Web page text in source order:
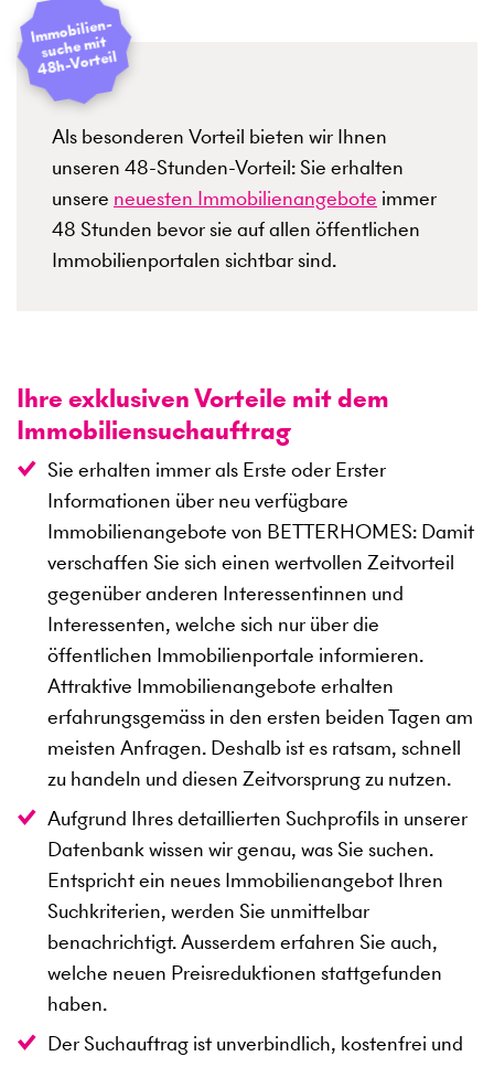
Als besonderen Vorteil bieten wir Ihnen
unseren 48-Stunden-Vorteil: Sie erhalten
unsere neuesten Immobilienangebote immer
48 Stunden bevor sie auf allen öffentlichen
Immobilienportalen sichtbar sind.
I
mmobilien­
suche mit
48h-Vorteil
Ihre exklusiven Vorteile mit dem
Immobiliensuchauftrag
Sie erhalten immer als Erste oder Erster
Informationen über neu verfügbare
Immobilienangebote von BETTERHOMES: Damit
verschaffen Sie sich einen wertvollen Zeitvorteil
gegenüber anderen Interessentinnen und
Interessenten, welche sich nur über die
öffentlichen Immobilienportale informieren.
Attraktive Immobilienangebote erhalten
erfahrungsgemäss in den ersten beiden Tagen am
meisten Anfragen. Deshalb ist es ratsam, schnell
zu handeln und diesen Zeitvorsprung zu nutzen.
Aufgrund Ihres detaillierten Suchprofils in unserer
Datenbank wissen wir genau, was Sie suchen.
Entspricht ein neues Immobilienangebot Ihren
Suchkriterien, werden Sie unmittelbar
benachrichtigt. Ausserdem erfahren Sie auch,
welche neuen Preisreduktionen stattgefunden
haben.
Der Suchauftrag ist unverbindlich, kostenfrei und